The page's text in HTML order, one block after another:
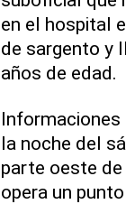
en el hospital
de sargento y
años de edad.
la noche del
parte oeste
opera un